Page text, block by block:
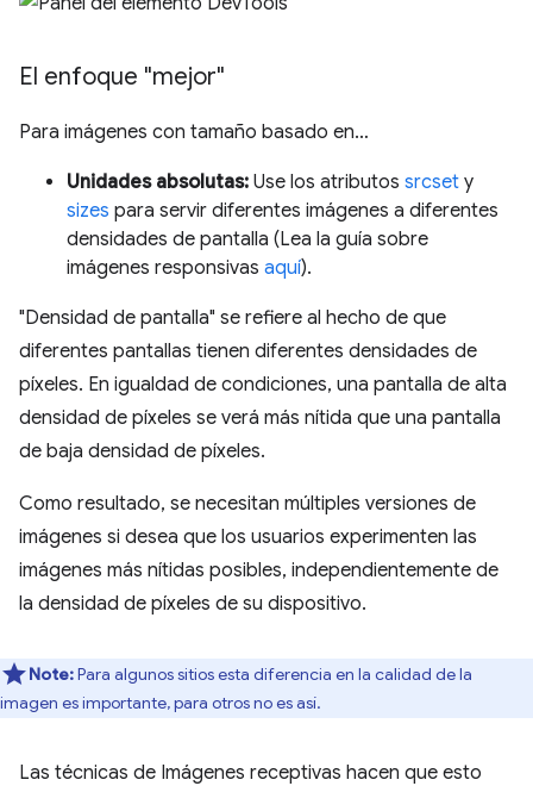
El enfoque "mejor"
Para imágenes con tamaño basado en…
Unidades absolutas: Use los atributos srcset y
sizes para servir diferentes imágenes a diferentes
densidades de pantalla (Lea la guía sobre
imágenes responsivas aquí).
"Densidad de pantalla" se refiere al hecho de que
diferentes pantallas tienen diferentes densidades de
píxeles. En igualdad de condiciones, una pantalla de alta
densidad de píxeles se verá más nítida que una pantalla
de baja densidad de píxeles.
Como resultado, se necesitan múltiples versiones de
imágenes si desea que los usuarios experimenten las
imágenes más nítidas posibles, independientemente de
la densidad de píxeles de su dispositivo.
Note:Para algunos sitios esta diferencia en la calidad de la
imagen es importante, para otros no es así.
Las técnicas de Imágenes receptivas hacen que esto